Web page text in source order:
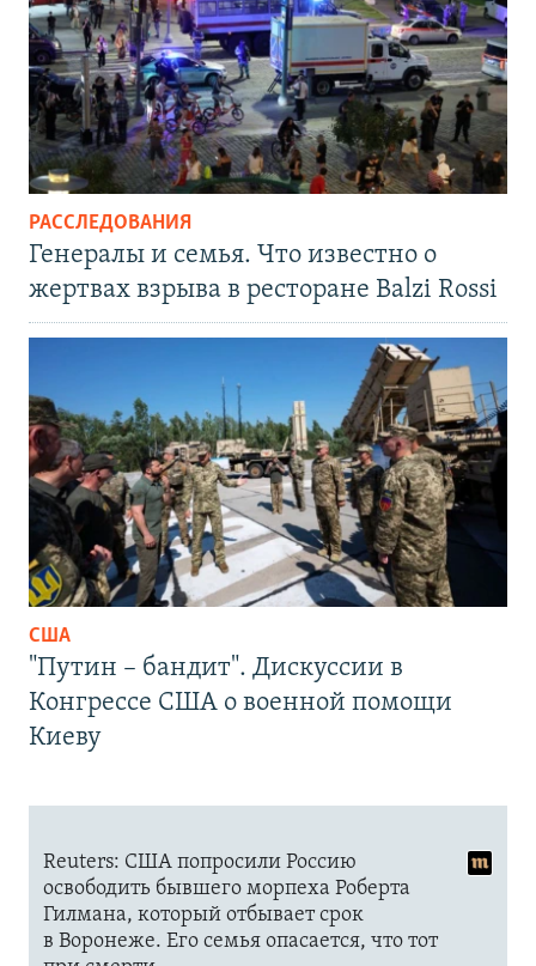
РАССЛЕДОВАНИЯ
Генералы и семья. Что известно о
жертвах взрыва в ресторане Balzi Rossi
США
"Путин – бандит". Дискуссии в
Конгрессе США о военной помощи
Киеву